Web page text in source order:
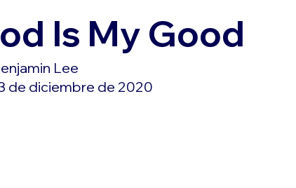
Is My Good
Lee
de diciembre de 2020